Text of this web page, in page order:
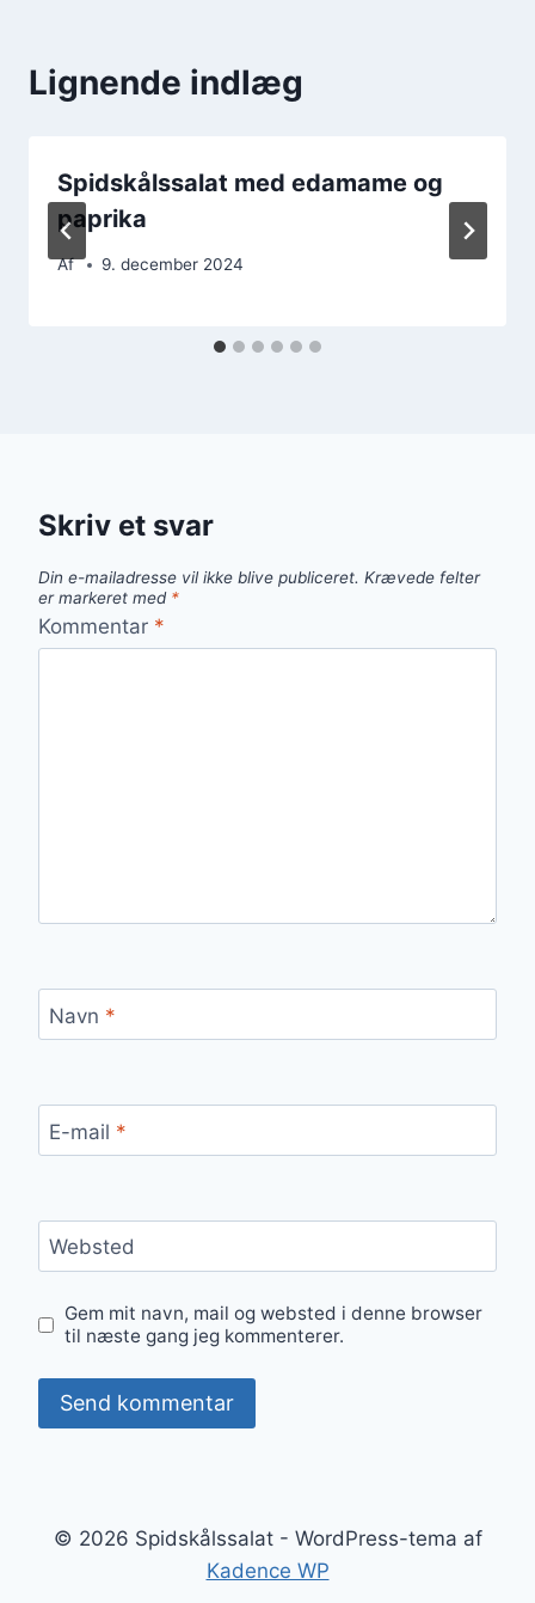
Lignende indlæg
Spidskålssalat med edamame og
paprika
Af 9. december 2024
Skriv et svar
Din e-mailadresse vil ikke blive publiceret. Krævede felter
er markeret med *
Kommentar *
Navn *
E-mail *
Websted
Gem mit navn, mail og websted i denne browser
til næste gang jeg kommenterer.
© 2026 Spidskålssalat - WordPress-tema af
Kadence WP